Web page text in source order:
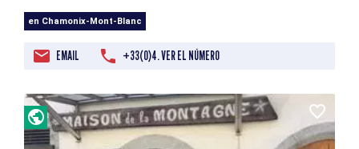
en Chamonix-Mont-Blanc
EMAIL +33(0)4. VER EL NÚMERO